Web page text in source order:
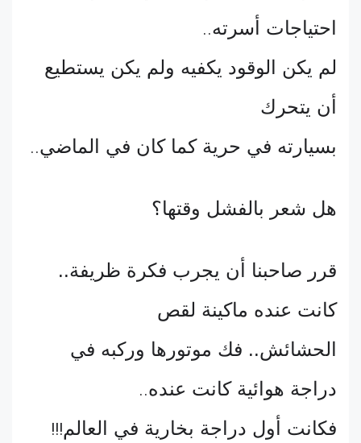
احتياجات أسرته..
لم يكن الوقود يكفيه ولم يكن يستطيع
أن يتحرك
بسيارته في حرية كما كان في الماضي..
هل شعر بالفشل وقتها؟
قرر صاحبنا أن يجرب فكرة ظريفة..
كانت عنده ماكينة لقص
الحشائش.. فك موتورها وركبه في
دراجة هوائية كانت عنده..
فكانت أول دراجة بخارية في العالم!!!